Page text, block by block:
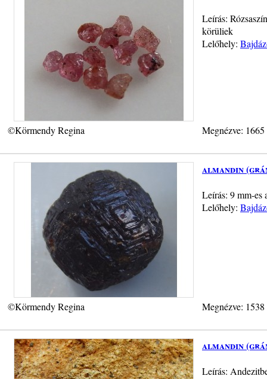
Leírás:
körüliek
Lelőhely:
©Körmendy Regina Megnézve:
almandin
Leírás: 9 mm-es
Lelőhely:
©Körmendy Regina Megnézve:
almandin
Leírás: